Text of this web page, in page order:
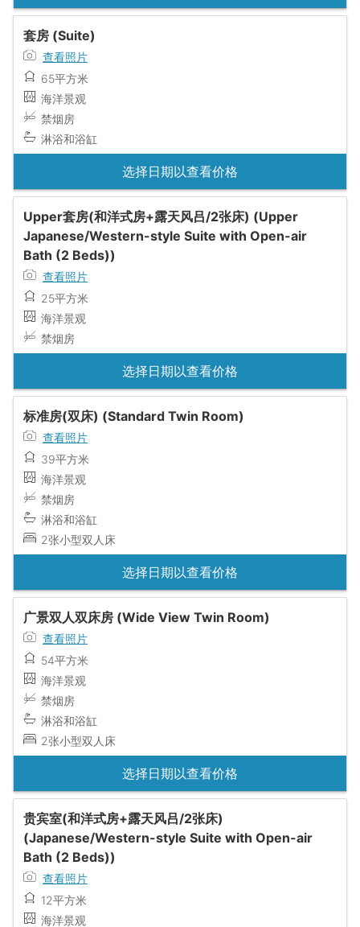
套房 (Suite)
查看照片
65平方米
海洋景观
禁烟房
淋浴和浴缸
选择日期以查看价格
Upper套房(和洋式房+露天风吕/2张床) (Upper
Japanese/Western-style Suite with Open-air
Bath (2 Beds))
查看照片
25平方米
海洋景观
禁烟房
选择日期以查看价格
标准房(双床) (Standard Twin Room)
查看照片
39平方米
海洋景观
禁烟房
淋浴和浴缸
2张小型双人床
选择日期以查看价格
广景双人双床房 (Wide View Twin Room)
查看照片
54平方米
海洋景观
禁烟房
淋浴和浴缸
2张小型双人床
选择日期以查看价格
贵宾室(和洋式房+露天风吕/2张床)
(Japanese/Western-style Suite with Open-air
Bath (2 Beds))
查看照片
12平方米
海洋景观